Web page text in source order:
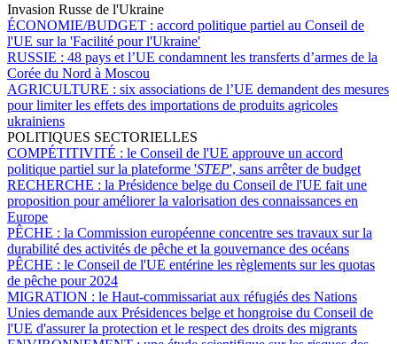
Invasion Russe de l'Ukraine
ÉCONOMIE/BUDGET : accord politique partiel au Conseil de
l'UE sur la 'Facilité pour l'Ukraine'
RUSSIE : 48 pays et l’UE condamnent les transferts d’armes de la
Corée du Nord à Moscou
AGRICULTURE : six associations de l’UE demandent des mesures
pour limiter les effets des importations de produits agricoles
ukrainiens
POLITIQUES SECTORIELLES
COMPÉTITIVITÉ : le Conseil de l'UE approuve un accord
politique partiel sur la plateforme 'STEP', sans arrêter de budget
RECHERCHE : la Présidence belge du Conseil de l'UE fait une
proposition pour améliorer la valorisation des connaissances en
Europe
PÊCHE : la Commission européenne concentre ses travaux sur la
durabilité des activités de pêche et la gouvernance des océans
PÊCHE : le Conseil de l'UE entérine les règlements sur les quotas
de pêche pour 2024
MIGRATION : le Haut-commissariat aux réfugiés des Nations
Unies demande aux Présidences belge et hongroise du Conseil de
l'UE d'assurer la protection et le respect des droits des migrants